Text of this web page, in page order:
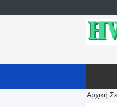
Αρχική